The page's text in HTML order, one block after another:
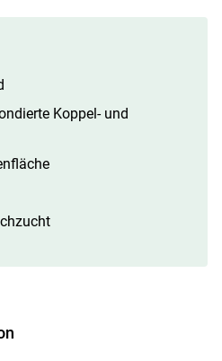
Koppel- und